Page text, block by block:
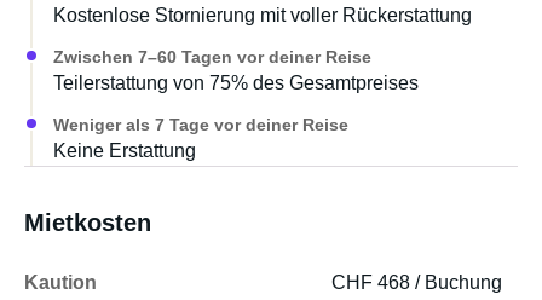
Kostenlose Stornierung mit voller Rückerstattung
Zwischen 7–60 Tagen vor deiner Reise
Teilerstattung von 75% des Gesamtpreises
Weniger als 7 Tage vor deiner Reise
Keine Erstattung
Mietkosten
Kaution
CHF 468 / Buchung